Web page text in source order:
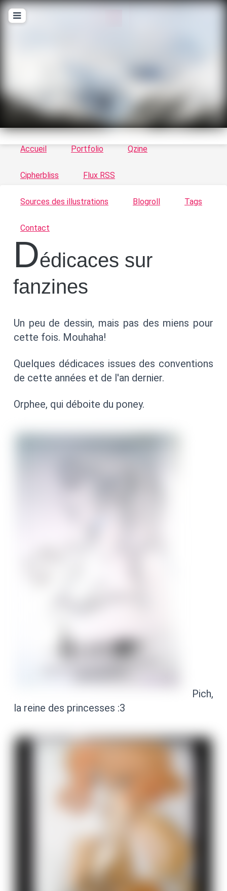
Le vortex à chats - Illustrations, trucs en tout
genre par Tykayn
Accueil Portfolio Qzine
Cipherbliss Flux RSS
Sources des illustrations Blogroll Tags
Contact
Dédicaces sur
fanzines
Un peu de dessin, mais pas des miens pour
cette fois. Mouhaha!
Quelques dédicaces issues des conventions
de cette années et de l'an dernier.
Orphee, qui déboite du poney.
Pich,
la reine des princesses :3